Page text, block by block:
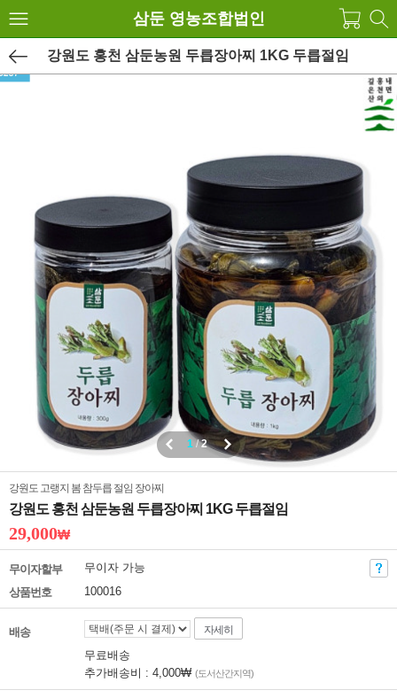
삼둔 영농조합법인
강원도 홍천 삼둔농원 두릅장아찌 1KG 두릅절임
1 /2
강원도 고랭지 봄 참두릅 절임 장아찌
강원도 홍천 삼둔농원 두릅장아찌 1KG 두릅절임
29,000₩
무이자할부
무이자 가능
상품번호
100016
배송 자세히
무료배송
추가배송비 : 4,000₩ (도서산간지역)